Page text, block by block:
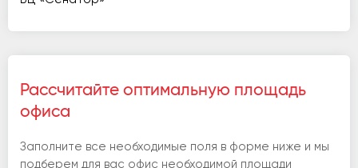
Рассчитайте оптимальную площадь
офиса
Заполните все необходимые поля в форме ниже и мы
подберем для вас офис необходимой площади